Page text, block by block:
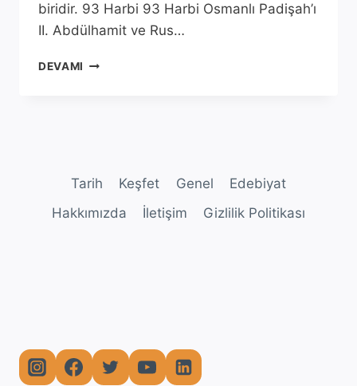
biridir. 93 Harbi 93 Harbi Osmanlı Padişah’ı
II. Abdülhamit ve Rus…
DEVAMI SAVAŞ
Tarih Keşfet Genel
Edebiyat
Hakkımızda
İletişim Gizlilik Politikası